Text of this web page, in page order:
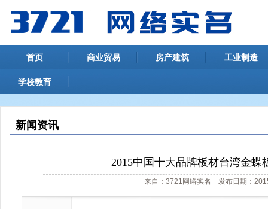
首页 商业贸易 房产建筑 工业制造
学校教育
新闻资讯
2015中国十大品牌板材台湾金蝶
来自：3721网络实名 发布日期：